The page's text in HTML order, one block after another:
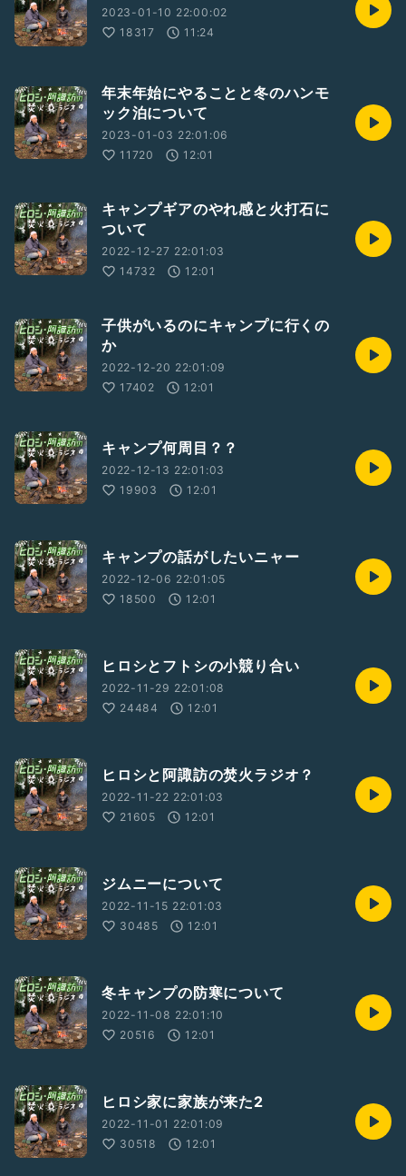
2023-01-10 22:00:02
18317
11:24
年末年始にやることと冬のハンモ
ック泊について
2023-01-03 22:01:06
11720
12:01
キャンプギアのやれ感と火打石に
ついて
2022-12-27 22:01:03
14732
12:01
子供がいるのにキャンプに行くの
か
2022-12-20 22:01:09
17402
12:01
キャンプ何周目？？
2022-12-13 22:01:03
19903
12:01
キャンプの話がしたいニャー
2022-12-06 22:01:05
18500
12:01
ヒロシとフトシの小競り合い
2022-11-29 22:01:08
24484
12:01
ヒロシと阿諏訪の焚火ラジオ？
2022-11-22 22:01:03
21605
12:01
ジムニーについて
2022-11-15 22:01:03
30485
12:01
冬キャンプの防寒について
2022-11-08 22:01:10
20516
12:01
ヒロシ家に家族が来た2
2022-11-01 22:01:09
30518
12:01